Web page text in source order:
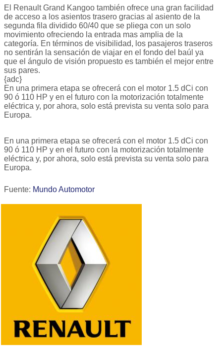
El Renault Grand Kangoo también ofrece una gran facilidad
de acceso a los asientos trasero gracias al asiento de la
segunda fila dividido 60/40 que se pliega con un solo
movimiento ofreciendo la entrada mas amplia de la
categoría. En términos de visibilidad, los pasajeros traseros
no sentirán la sensación de viajar en el fondo del baúl ya
que el ángulo de visión propuesto es también el mejor entre
sus pares.
{adc}
En una primera etapa se ofrecerá con el motor 1.5 dCi con
90 ó 110 HP y en el futuro con la motorización totalmente
eléctrica y, por ahora, solo está prevista su venta solo para
Europa.
En una primera etapa se ofrecerá con el motor 1.5 dCi con
90 ó 110 HP y en el futuro con la motorización totalmente
eléctrica y, por ahora, solo está prevista su venta solo para
Europa.
Fuente: Mundo Automotor